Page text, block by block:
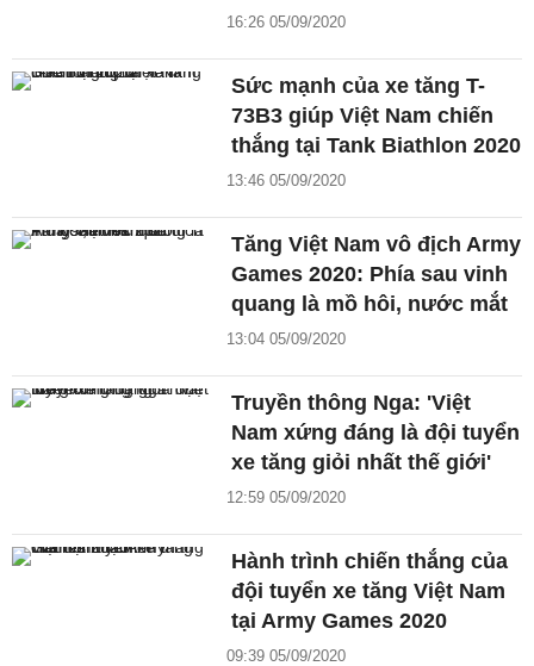
16:26 05/09/2020
Sức mạnh của xe tăng T-
73B3 giúp Việt Nam chiến
thắng tại Tank Biathlon 2020
13:46 05/09/2020
Tăng Việt Nam vô địch Army
Games 2020: Phía sau vinh
quang là mồ hôi, nước mắt
13:04 05/09/2020
Truyền thông Nga: 'Việt
Nam xứng đáng là đội tuyển
xe tăng giỏi nhất thế giới'
12:59 05/09/2020
Hành trình chiến thắng của
đội tuyển xe tăng Việt Nam
tại Army Games 2020
09:39 05/09/2020